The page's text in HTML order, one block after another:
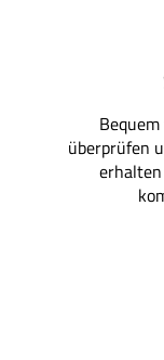
überprüfen